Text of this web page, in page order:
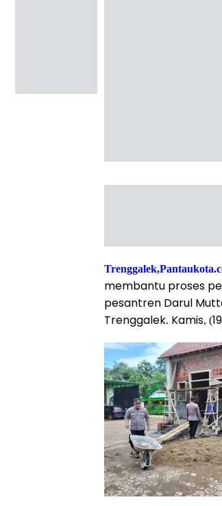
membantu proses
pesantren Darul
Trenggalek. Kamis,